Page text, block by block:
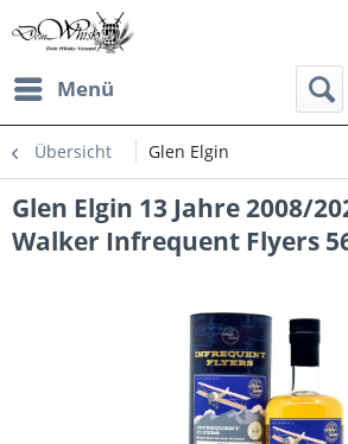
Menü
Übersicht Glen Elgin
Glen Elgin 13 Jahre 2008/
Walker Infrequent Flyers